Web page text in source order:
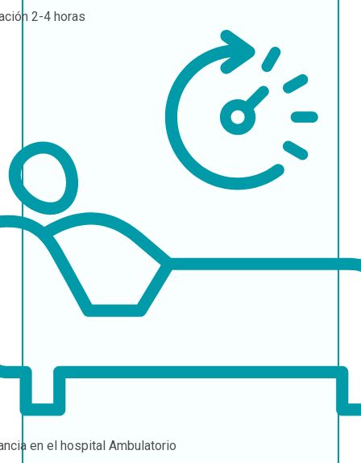
2-4 horas
en el hospital Ambulatorio